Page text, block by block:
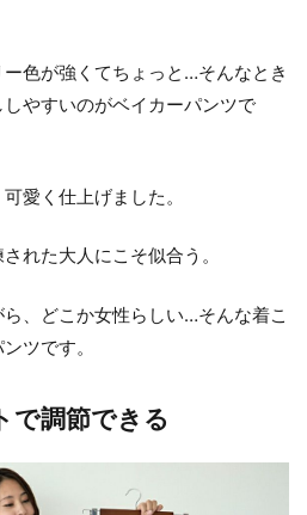
色が強くてちょっと…そんなとき
やすいのがベイカーパンツで
愛く仕上げました。
れた大人にこそ似合う。
、どこか女性らしい…そんな着こ
ツです。
で調節できる